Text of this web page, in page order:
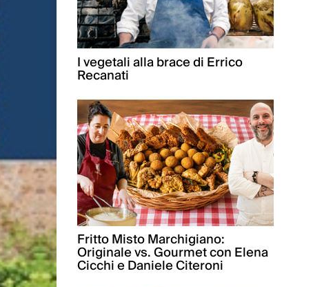
I vegetali alla brace di Errico
Recanati
Fritto Misto Marchigiano:
Originale vs. Gourmet con Elena
Cicchi e Daniele Citeroni